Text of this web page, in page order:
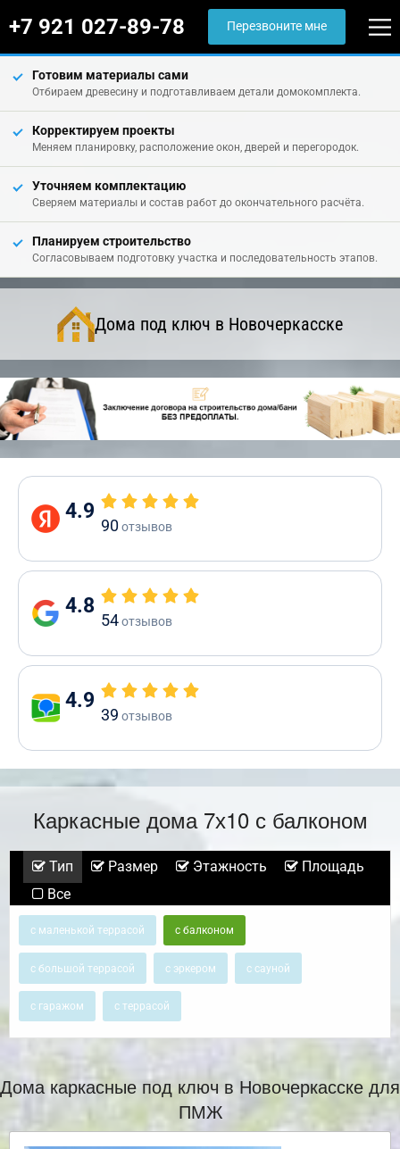
+7 921 027-89-78 Перезвоните мне
Готовим материалы сами
Отбираем древесину и подготавливаем детали домокомплекта.
Корректируем проекты
Меняем планировку, расположение окон, дверей и перегородок.
Уточняем комплектацию
Сверяем материалы и состав работ до окончательного расчёта.
Планируем строительство
Согласовываем подготовку участка и последовательность этапов.
Дома под ключ в Новочеркасске
4.9
90отзывов
4.8
54отзывов
4.9
39 отзывов
Каркасные дома 7х10 с балконом
Тип Размер Этажность
Площадь
Все
с маленькой террасой с балконом
с большой террасой с эркером с сауной
с гаражом с террасой
Дома каркасные под ключ в Новочеркасске для
ПМЖ